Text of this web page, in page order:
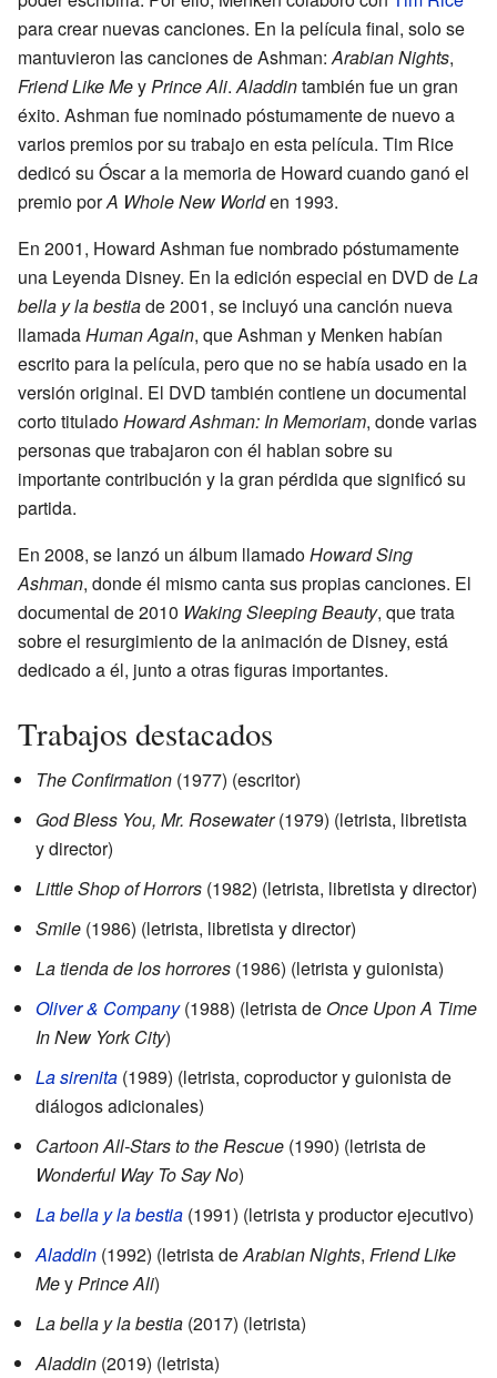
para crear nuevas canciones. En la película final, solo se
mantuvieron las canciones de Ashman:Arabian Nights,
Friend Like MeyPrince Ali.Aladdintambién fue un gran
éxito. Ashman fue nominado póstumamente de nuevo a
varios premios por su trabajo en esta película. Tim Rice
dedicó su Óscar a la memoria de Howard cuando ganó el
premio porA Whole New Worlden 1993.
En 2001, Howard Ashman fue nombrado póstumamente
una Leyenda Disney. En la edición especial en DVD deLa
bella y la bestiade 2001, se incluyó una canción nueva
llamadaHuman Again, que Ashman y Menken habían
escrito para la película, pero que no se había usado en la
versión original. El DVD también contiene un documental
corto tituladoHoward Ashman: In Memoriam, donde varias
personas que trabajaron con él hablan sobre su
importante contribución y la gran pérdida que significó su
partida.
En 2008, se lanzó un álbum llamadoHoward Sing
Ashman, donde él mismo canta sus propias canciones. El
documental de 2010 Waking Sleeping Beauty, que trata
sobre el resurgimiento de la animación de Disney, está
dedicado a él, junto a otras figuras importantes.
Trabajos destacados
The Confirmation (1977) (escritor)
God Bless You, Mr. Rosewater(1979) (letrista, libretista
y director)
Little Shop of Horrors (1982) (letrista, libretista y director)
Smile (1986) (letrista, libretista y director)
La tienda de los horrores (1986) (letrista y guionista)
Oliver & Company(1988) (letrista de Once Upon A Time
In New York City)
La sirenita (1989) (letrista, coproductor y guionista de
diálogos adicionales)
Cartoon All-Stars to the Rescue (1990) (letrista de
Wonderful Way To Say No)
La bella y la bestia (1991) (letrista y productor ejecutivo)
Aladdin (1992) (letrista deArabian Nights, Friend Like
MeyPrince Ali)
La bella y la bestia (2017) (letrista)
Aladdin (2019) (letrista)